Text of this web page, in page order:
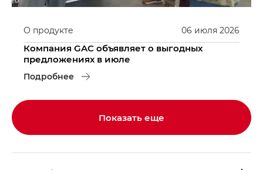
06 июля 2026
О продукте
Компания GAC объявляет о выгодных
предложениях в июле
Подробнее
Показать еще